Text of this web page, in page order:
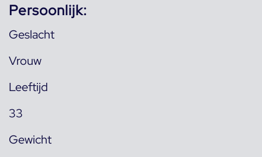
Persoonlijk:
Geslacht
Vrouw
Leeftijd
33
Gewicht